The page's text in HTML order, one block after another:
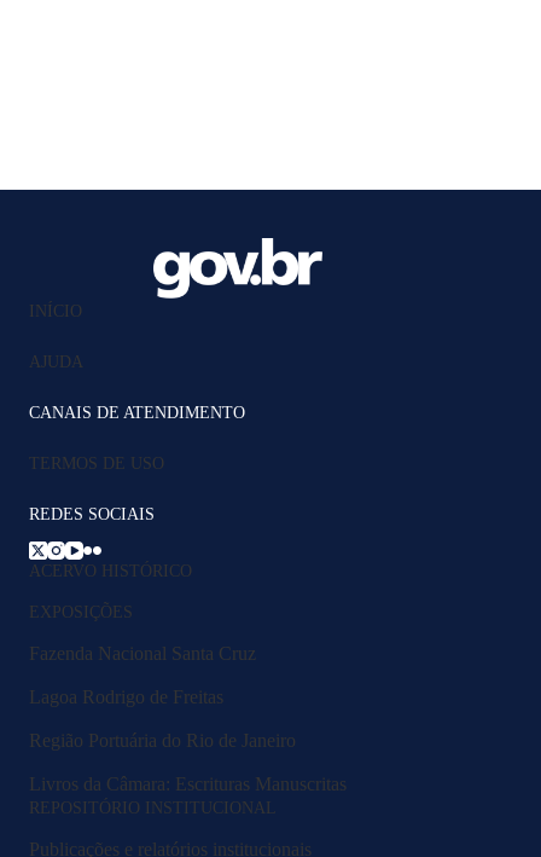
INÍCIO
AJUDA
CANAIS DE ATENDIMENTO
TERMOS DE USO
REDES SOCIAIS
ACERVO HISTÓRICO
EXPOSIÇÕES
Fazenda Nacional Santa Cruz
Lagoa Rodrigo de Freitas
Região Portuária do Rio de Janeiro
Livros da Câmara: Escrituras Manuscritas
REPOSITÓRIO INSTITUCIONAL
Publicações e relatórios institucionais